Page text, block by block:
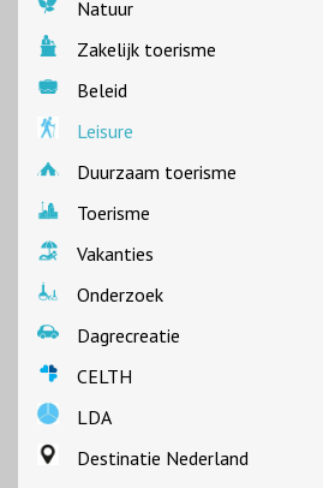
Natuur
Zakelijk toerisme
Beleid
Leisure
Duurzaam toerisme
Toerisme
Vakanties
Onderzoek
Dagrecreatie
CELTH
LDA
Destinatie Nederland